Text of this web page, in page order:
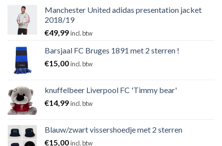
Manchester United adidas presentation jacket
2018/19
€49,99incl. btw
Barsjaal FC Bruges 1891 met 2 sterren !
€15,00incl. btw
knuffelbeer Liverpool FC 'Timmy bear'
€14,99incl. btw
Blauw/zwart vissershoedje met 2 sterren
€15,00incl. btw